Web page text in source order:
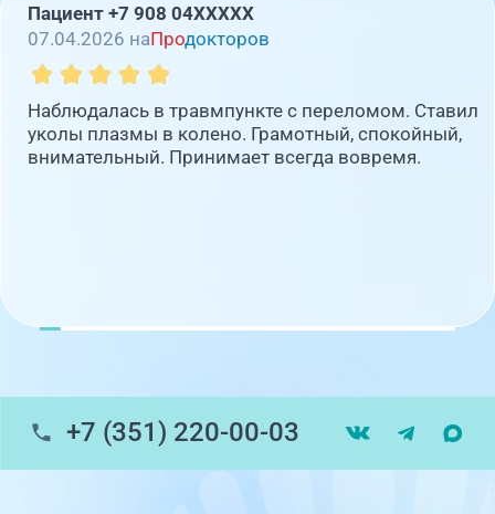
Пациент +7 908 04XXXXX
07.04.2026 наПродокторов
Наблюдалась в травмпункте с переломом. Ставил
уколы плазмы в колено. Грамотный, спокойный,
внимательный. Принимает всегда вовремя.
+7 (351) 220-00-03